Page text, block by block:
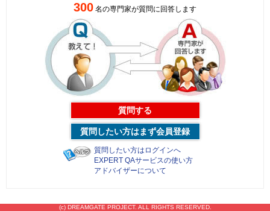
300 名の専門家が質問に回答します
質問する
質問したい方はまず会員登録
質問したい方はログインへ
EXPERT QAサービスの使い方
アドバイザーについて
(c) DREAMGATE PROJECT. ALL RIGHTS RESERVED.